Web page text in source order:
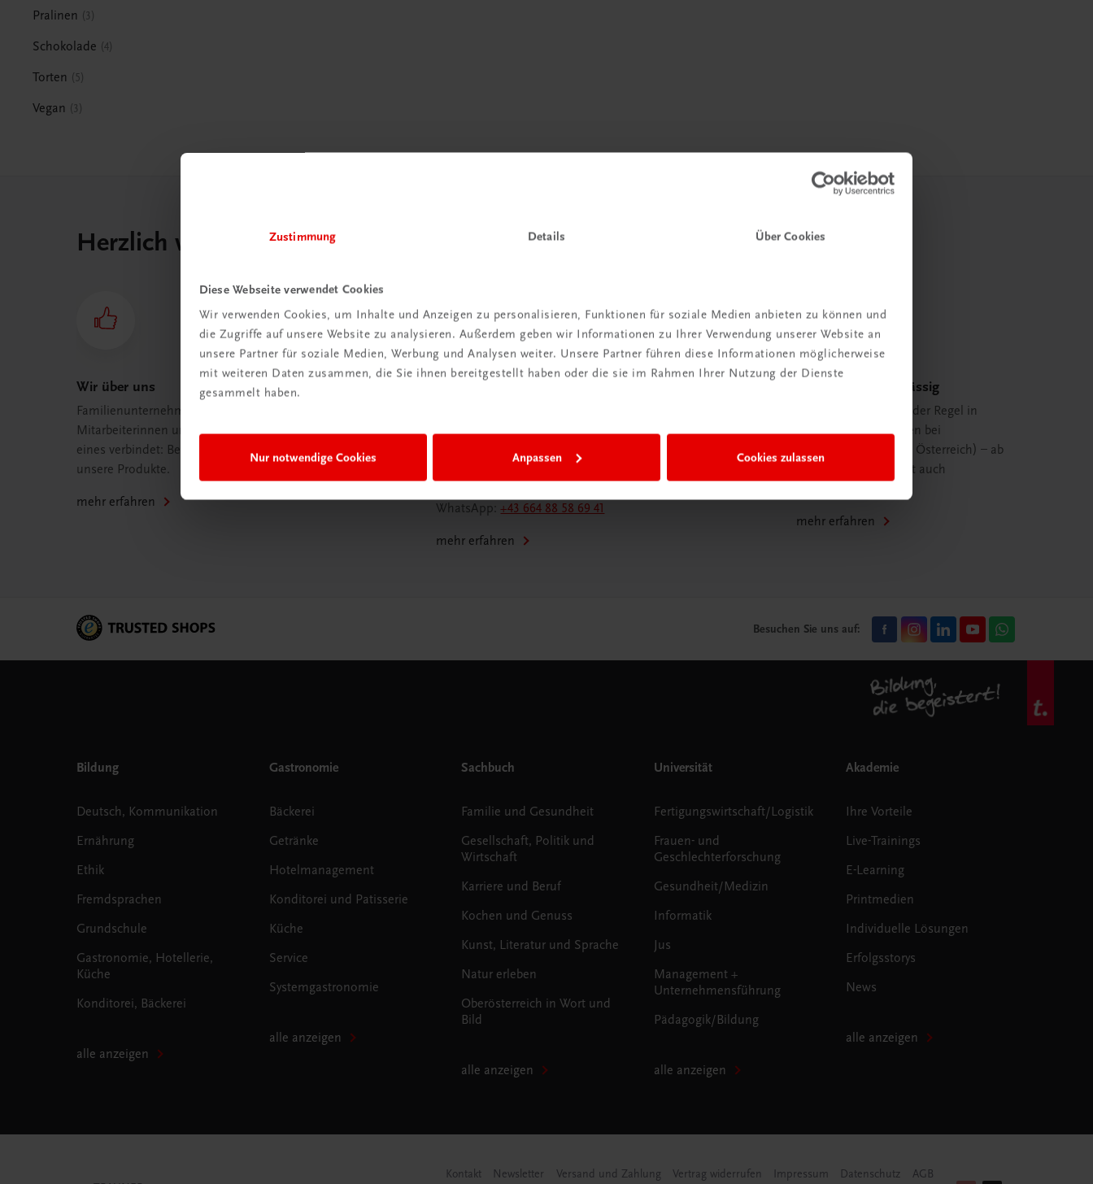
Zustimmung Details Über Cookies
Diese Webseite verwendet Cookies
Wir verwenden Cookies, um Inhalte und Anzeigen zu personalisieren, Funktionen für soziale Medien anbieten zu können und
die Zugriffe auf unsere Website zu analysieren. Außerdem geben wir Informationen zu Ihrer Verwendung unserer Website an
unsere Partner für soziale Medien, Werbung und Analysen weiter. Unsere Partner führen diese Informationen möglicherweise
mit weiteren Daten zusammen, die Sie ihnen bereitgestellt haben oder die sie im Rahmen Ihrer Nutzung der Dienste
gesammelt haben.
Nur notwendige Cookies Anpassen Cookies zulassen
Pralinen 3
Schokolade 4
Torten 5
Vegan 3
Herzlich willkommen bei TRAUNER!
Wir über uns
Familienunternehmen mit 80
Mitarbeiterinnen und Mitarbeitern, die
eines verbindet: Begeisterung für
unsere Produkte.
mehr erfahren
Köglstraße 14 | 4020 Linz
Österreich/Austria
+43 732 778241
WhatsApp:+43 664 88 58 69 41
mehr erfahren
Schnell und zuverlässig
Ihre Bestellung ist in der Regel in
spätestens 48 Stunden bei
Ihnen (innerhalb von Österreich) – ab
29,00 EUR Bestellwert auch
mehr erfahren
Besuchen Sie uns auf:
Bildung
Deutsch, Kommunikation
Ernährung
Ethik
Fremdsprachen
Grundschule
Gastronomie, Hotellerie,
Küche
Konditorei, Bäckerei
alle anzeigen
Gastronomie
Bäckerei
Getränke
Hotelmanagement
Konditorei und Patisserie
Küche
Service
Systemgastronomie
alle anzeigen
Sachbuch
Familie und Gesundheit
Gesellschaft, Politik und
Wirtschaft
Karriere und Beruf
Kochen und Genuss
Kunst, Literatur und Sprache
Natur erleben
Oberösterreich in Wort und
Bild
alle anzeigen
Universität
Fertigungswirtschaft/Logistik
Frauen- und
Geschlechterforschung
Gesundheit/Medizin
Informatik
Jus
Management +
Unternehmensführung
Pädagogik/Bildung
alle anzeigen
Akademie
Ihre Vorteile
Live-Trainings
E-Learning
Printmedien
Individuelle Lösungen
Erfolgsstorys
News
alle anzeigen
Kontakt Newsletter Versand und Zahlung Vertrag widerrufen Impressum Datenschutz AGB